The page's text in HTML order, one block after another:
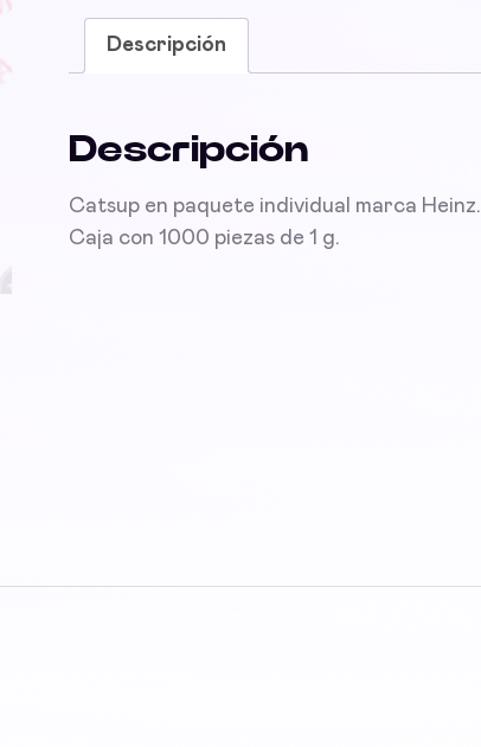
Descripción
Descripción
Catsup en paquete individual marca Heinz.
Caja con 1000 piezas de 1 g.